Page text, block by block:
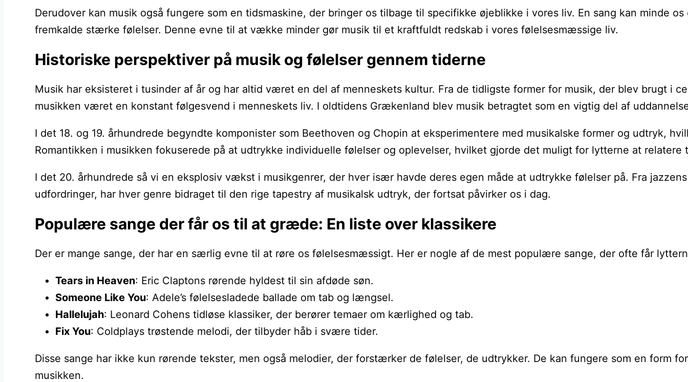
Derudover kan musik også fungere som en tidsmaskine, der bringer os tilbage til specifikke øjeblikke i vores liv. En sang kan minde
fremkalde stærke følelser. Denne evne til at vække minder gør musik til et kraftfuldt redskab i vores følelsesmæssige liv.
Historiske perspektiver på musik og følelser gennem tiderne
Musik har eksisteret i tusinder af år og har altid været en del af menneskets kultur. Fra de tidligste former for musik, der blev brugt i
musikken været en konstant følgesvend i menneskets liv. I oldtidens Grækenland blev musik betragtet som en vigtig del af
I det 18. og 19. århundrede begyndte komponister som Beethoven og Chopin at eksperimentere med musikalske former og udtryk,
Romantikken i musikken fokuserede på at udtrykke individuelle følelser og oplevelser, hvilket gjorde det muligt for lytterne at relatere
I det 20. århundrede så vi en eksplosiv vækst i musikgenrer, der hver især havde deres egen måde at udtrykke følelser på. Fra
udfordringer, har hver genre bidraget til den rige tapestry af musikalsk udtryk, der fortsat påvirker os i dag.
Populære sange der får os til at græde: En liste over klassikere
Der er mange sange, der har en særlig evne til at røre os følelsesmæssigt. Her er nogle af de mest populære sange, der ofte får
Tears in Heaven: Eric Claptons rørende hyldest til sin afdøde søn.
Someone Like You: Adele’s følelsesladede ballade om tab og længsel.
Hallelujah: Leonard Cohens tidløse klassiker, der berører temaer om kærlighed og tab.
Fix You: Coldplays trøstende melodi, der tilbyder håb i svære tider.
Disse sange har ikke kun rørende tekster, men også melodier, der forstærker de følelser, de udtrykker. De kan fungere som en form
musikken.